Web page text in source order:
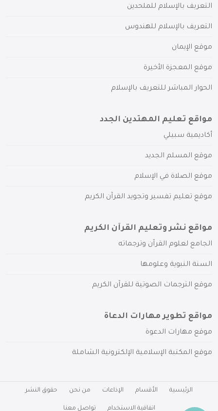
التعريف بالإسلام للملحدين
التعريف بالإسلام للهندوس
موقع الإيمان
موقع المعجزة الأخيرة
الحوار المباشر للتعريف بالإسلام
مواقع تعليم المهتدين الجدد
أكاديمية سبيلي
موقع المسلم الجديد
موقع الصلاة في الإسلام
موقع تعليم تفسير وتجويد القرآن الكريم
مواقع نشر وتعليم القرآن الكريم
الجامع لعلوم القرآن وترجماته
السنة النبوية وعلومها
موقع الترجمات الصوتية للقرآن الكريم
مواقع تطوير مهارات الدعاة
موقع مهارات الدعوة
موقع المكتبة الإسلامية الإلكترونية الشاملة
الرئيسية الأقسام الإذاعات من نحن حقوق النشر
اتفاقية الاستخدام تواصل معنا